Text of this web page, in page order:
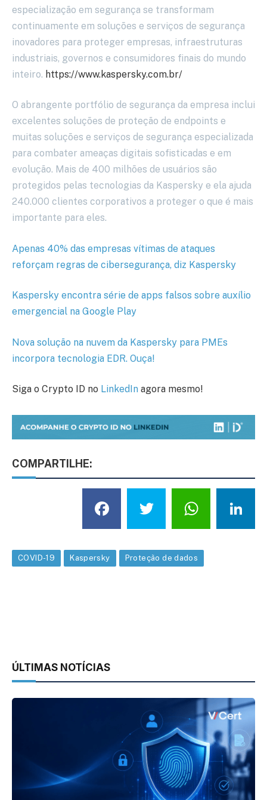
especialização em segurança se transformam
continuamente em soluções e serviços de segurança
inovadores para proteger empresas, infraestruturas
industriais, governos e consumidores finais do mundo
inteiro. https://www.kaspersky.com.br/
O abrangente portfólio de segurança da empresa inclui
excelentes soluções de proteção de endpoints e
muitas soluções e serviços de segurança especializada
para combater ameaças digitais sofisticadas e em
evolução. Mais de 400 milhões de usuários são
protegidos pelas tecnologias da Kaspersky e ela ajuda
240.000 clientes corporativos a proteger o que é mais
importante para eles.
Apenas 40% das empresas vítimas de ataques
reforçam regras de cibersegurança, diz Kaspersky
Kaspersky encontra série de apps falsos sobre auxílio
emergencial na Google Play
Nova solução na nuvem da Kaspersky para PMEs
incorpora tecnologia EDR. Ouça!
Siga o Crypto ID no LinkedIn agora mesmo!
COMPARTILHE:
Facebook
Twitter
COVID-19 Kaspersky Proteção de dados
ÚLTIMAS NOTÍCIAS